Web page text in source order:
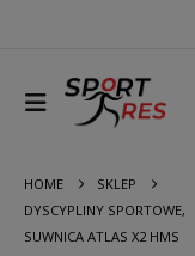
HOME
SKLEP
DYSCYPLINY SPORTOWE,
SUWNICA ATLAS X2 HMS